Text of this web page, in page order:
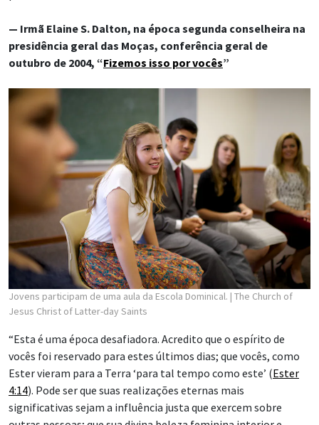
— Irmã Elaine S. Dalton, na época segunda conselheira na
presidência geral das Moças, conferência geral de
outubro de 2004, “Fizemos isso por vocês”
Jovens participam de uma aula da Escola Dominical. | The Church of
Jesus Christ of Latter-day Saints
“Esta é uma época desafiadora. Acredito que o espírito de
vocês foi reservado para estes últimos dias; que vocês, como
Ester vieram para a Terra ‘para tal tempo como este’ (Ester
4:14). Pode ser que suas realizações eternas mais
significativas sejam a influência justa que exercem sobre